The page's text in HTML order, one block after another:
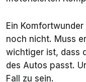
Ein
noch nicht. Muss
wichtiger ist, dass
des Autos passt.
Fall zu sein.